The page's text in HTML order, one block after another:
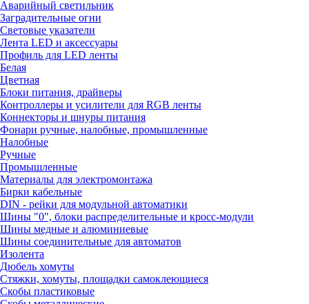
Аварийный светильник
Заградительные огни
Световые указатели
Лента LED и аксессуары
Профиль для LED ленты
Белая
Цветная
Блоки питания, драйверы
Контроллеры и усилители для RGB ленты
Коннекторы и шнуры питания
Фонари ручные, налобные, промышленные
Налобные
Ручные
Промышленные
Материалы для электромонтажа
Бирки кабельные
DIN - рейки для модульной автоматики
Шины "0", блоки распределительные и кросс-модули
Шины медные и алюминиевые
Шины соединительные для автоматов
Изолента
Дюбель хомуты
Стяжки, хомуты, площадки самоклеющиеся
Скобы пластиковые